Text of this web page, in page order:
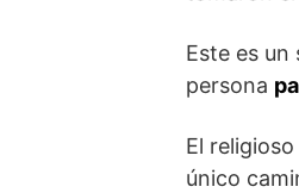
Este es
persona
El
único